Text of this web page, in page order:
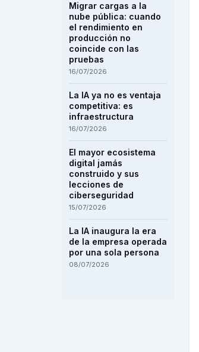
Migrar cargas a la
nube pública: cuando
el rendimiento en
producción no
coincide con las
pruebas
16/07/2026
La IA ya no es ventaja
competitiva: es
infraestructura
16/07/2026
El mayor ecosistema
digital jamás
construido y sus
lecciones de
ciberseguridad
15/07/2026
La IA inaugura la era
de la empresa operada
por una sola persona
08/07/2026